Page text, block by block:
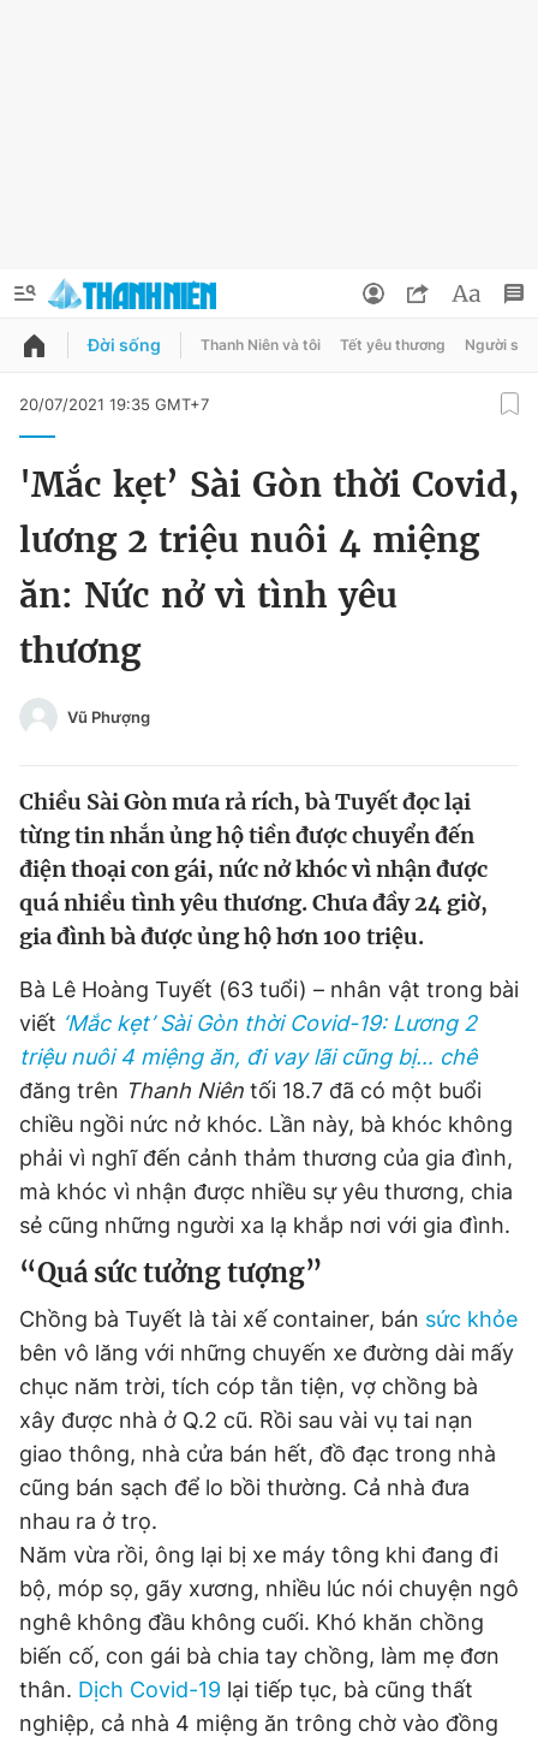
QUẢNG CÁO ĐẶT BÁO
Chuyên mục khác
Tin 24h
Tin thị trường
Sản phẩm khác
Tiện ích Bạn cần biết
Thông tin tòa soạn Liên hệ quảng cáo
Đọc Thanh Niên trên điện thoại
Theo dõi báo trên
Hotline
0906 645 777
Liên hệ quảng cáo
0908 780 404
Đặt báo Quảng cáo RSS Tòa soạn Chính sách bảo
Tổng biên tập: Nguyễn Ngọc Toàn
Phó tổng biên tập thường trực: Hải Thành
Phó tổng biên tập: Lâm Hiếu Dũng
Phó tổng biên tập: Trần Việt Hưng
Tổng thư ký tòa soạn: Đức Trung
Giấy phép xuất bản số 110/GP - BTTTT cấp ngày 24.3.2020
© 2003-2026 Bản quyền thuộc về Báo Thanh Niên. Cấm sao
chép dưới mọi hình thức nếu không có sự chấp thuận bằng văn
bản. Phát triển bởi ePi Technologies, JSC.
Đổi mật khẩu
Tin đã lưu
Tin đã xem
Đăng xuất
Đời sống Thanh Niên và tôi Tết yêu thương Người
20/07/2021 19:35 GMT+7
'Mắc kẹt’ Sài Gòn thời Covid,
lương 2 triệu nuôi 4 miệng
ăn: Nức nở vì tình yêu
thương
Vũ Phượng
Chiều Sài Gòn mưa rả rích, bà Tuyết đọc lại
từng tin nhắn ủng hộ tiền được chuyển đến
điện thoại con gái, nức nở khóc vì nhận được
quá nhiều tình yêu thương. Chưa đầy 24 giờ,
gia đình bà được ủng hộ hơn 100 triệu.
Bà Lê Hoàng Tuyết (63 tuổi) – nhân vật trong bài
viết ‘Mắc kẹt’ Sài Gòn thời Covid-19: Lương 2
triệu nuôi 4 miệng ăn, đi vay lãi cũng bị… chê
đăng trên Thanh Niên tối 18.7 đã có một buổi
chiều ngồi nức nở khóc. Lần này, bà khóc không
phải vì nghĩ đến cảnh thảm thương của gia đình,
mà khóc vì nhận được nhiều sự yêu thương, chia
sẻ cũng những người xa lạ khắp nơi với gia đình.
“Quá sức tưởng tượng”
Chồng bà Tuyết là tài xế container, bán sức khỏe
bên vô lăng với những chuyến xe đường dài mấy
chục năm trời, tích cóp tằn tiện, vợ chồng bà
xây được nhà ở Q.2 cũ. Rồi sau vài vụ tai nạn
giao thông, nhà cửa bán hết, đồ đạc trong nhà
cũng bán sạch để lo bồi thường. Cả nhà đưa
nhau ra ở trọ.
Năm vừa rồi, ông lại bị xe máy tông khi đang đi
bộ, móp sọ, gãy xương, nhiều lúc nói chuyện ngô
nghê không đầu không cuối. Khó khăn chồng
biến cố, con gái bà chia tay chồng, làm mẹ đơn
thân. Dịch Covid-19 lại tiếp tục, bà cũng thất
nghiệp, cả nhà 4 miệng ăn trông chờ vào đồng